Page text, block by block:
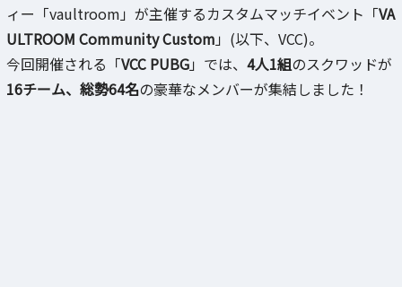
ィー「vaultroom」が主催するカスタムマッチイベント「VA
ULTROOM Community Custom 」(以下、VCC)。
今回開催される「VCC PUBG」では、 4人1組のスクワッドが
16チーム、総勢64名の豪華なメンバーが集結しました！